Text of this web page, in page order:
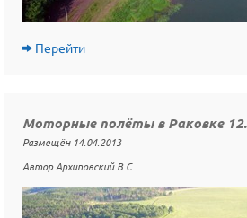
Перейти
Моторные полёты в Раковке
Размещён 14.04.2013
Автор Архиповский В.С.